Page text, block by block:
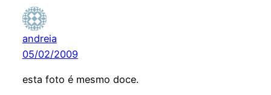
andreia
05/02/2009
esta foto é mesmo doce.